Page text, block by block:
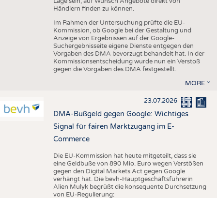
Händlern finden zu können.
Im Rahmen der Untersuchung prüfte die EU-
Kommission, ob Google bei der Gestaltung und
Anzeige von Ergebnissen auf der Google-
Suchergebnisseite eigene Dienste entgegen den
Vorgaben des DMA bevorzugt behandelt hat. In der
Kommissionsentscheidung wurde nun ein Verstoß
gegen die Vorgaben des DMA festgestellt.
MORE
23.07.2026
DMA-Bußgeld gegen Google: Wichtiges
Signal für fairen Marktzugang im E-
Commerce
Die EU-Kommission hat heute mitgeteilt, dass sie
eine Geldbuße von 890 Mio. Euro wegen Verstößen
gegen den Digital Markets Act gegen Google
verhängt hat. Die bevh-Hauptgeschäftsführerin
Alien Mulyk begrüßt die konsequente Durchsetzung
von EU-Regulierung: